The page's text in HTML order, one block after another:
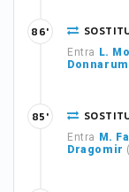
Entra L.
86'
Entra M.
Dragomir (
85'